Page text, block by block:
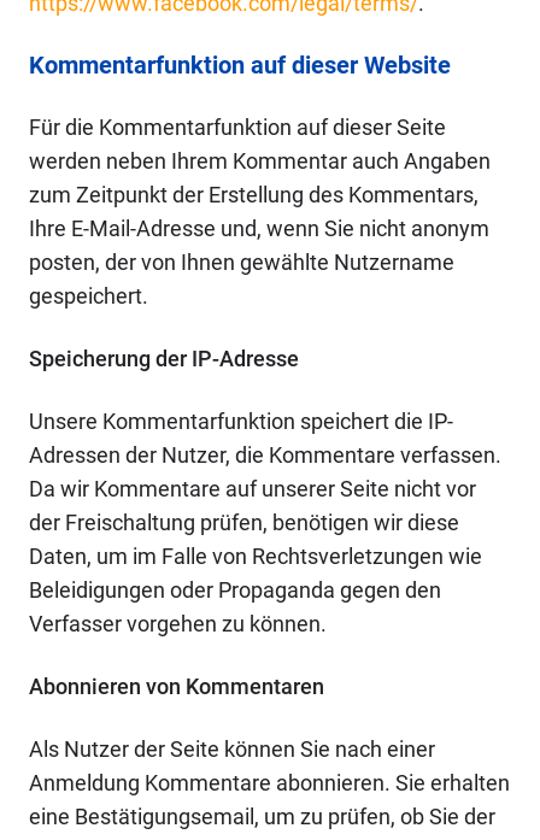
Kommentarfunktion auf dieser Website
Für die Kommentarfunktion auf dieser Seite
werden neben Ihrem Kommentar auch Angaben
zum Zeitpunkt der Erstellung des Kommentars,
Ihre E-Mail-Adresse und, wenn Sie nicht anonym
posten, der von Ihnen gewählte Nutzername
gespeichert.
Speicherung der IP-Adresse
Unsere Kommentarfunktion speichert die IP-
Adressen der Nutzer, die Kommentare verfassen.
Da wir Kommentare auf unserer Seite nicht vor
der Freischaltung prüfen, benötigen wir diese
Daten, um im Falle von Rechtsverletzungen wie
Beleidigungen oder Propaganda gegen den
Verfasser vorgehen zu können.
Abonnieren von Kommentaren
Als Nutzer der Seite können Sie nach einer
Anmeldung Kommentare abonnieren. Sie erhalten
eine Bestätigungsemail, um zu prüfen, ob Sie der